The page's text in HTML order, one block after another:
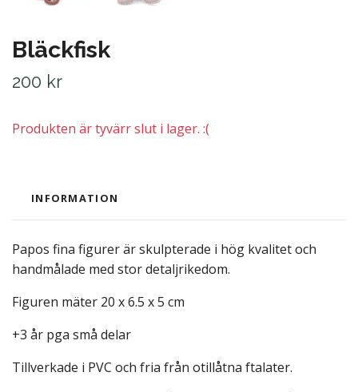
Bläckfisk
200 kr
Produkten är tyvärr slut i lager. :(
INFORMATION
Papos fina figurer är skulpterade i hög kvalitet och
handmålade med stor detaljrikedom.
Figuren mäter 20 x 6.5 x 5 cm
+3 år pga små delar
Tillverkade i PVC och fria från otillåtna ftalater.